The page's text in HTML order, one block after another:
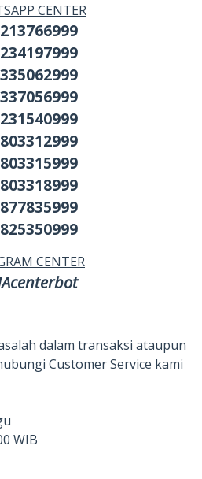
CENTER
CENTER
dalam transaksi ataupun
Customer Service kami
WIB